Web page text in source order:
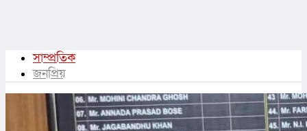
সাম্প্রতিক
জনপ্রিয়